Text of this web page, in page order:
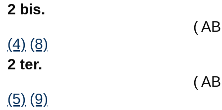
2 bis.
(
(4) (8)
2 ter.
(
(5) (9)